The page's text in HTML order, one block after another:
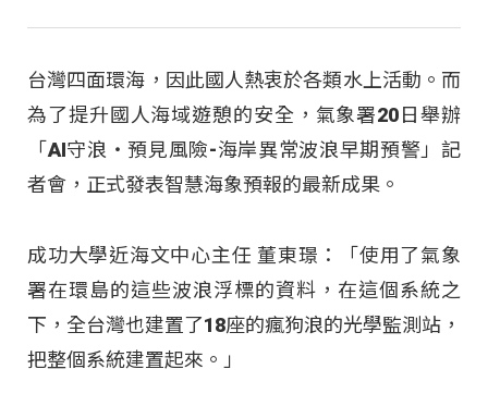
台灣四面環海，因此國人熱衷於各類水上活動。而
為了提升國人海域遊憩的安全，氣象署20日舉辦
「AI守浪・預見風險-海岸異常波浪早期預警」記
者會，正式發表智慧海象預報的最新成果。
成功大學近海文中心主任 董東璟：「使用了氣象
署在環島的這些波浪浮標的資料，在這個系統之
下，全台灣也建置了18座的瘋狗浪的光學監測站，
把整個系統建置起來。」